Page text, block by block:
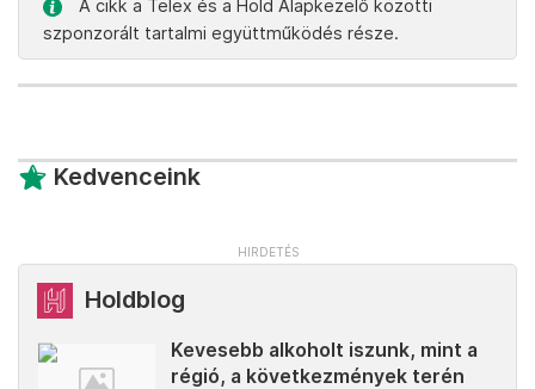
A cikk a Telex és a Hold Alapkezelő közötti
szponzorált tartalmi együttműködés része.
Kedvenceink
Holdblog
Kevesebb alkoholt iszunk, mint a
régió, a következmények terén